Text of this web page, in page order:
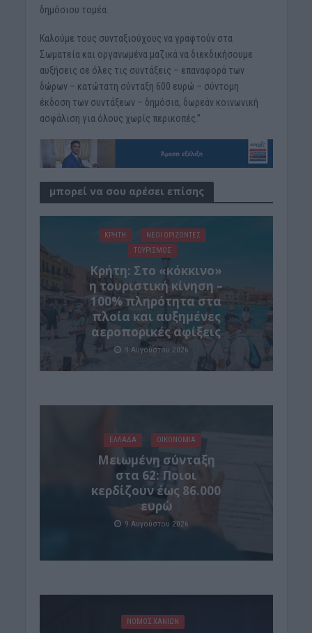
δημόσιου τομέα.
Καλούμε τους συνταξιούχους να γραφτούν στα
Σωματεία και οργανωμένα μαζικά να διεκδικήσουμε
αυξήσεις σε όλες τις συντάξεις – επαναφορά των
δώρων – κατώτατη σύνταξη 600 ευρώ – σύντομη
έκδοση των συντάξεων – δημόσια, δωρεάν κοινωνική
ασφάλιση για όλους χωρίς περικοπές.”
μπορεί να σου αρέσει επίσης
ΚΡΗΤΗ
ΝΕΟΙ ΟΡΙΖΟΝΤΕΣ
ΤΟΥΡΙΣΜΟΣ
Κρήτη: Στο «κόκκινο»
η τουριστική κίνηση –
100% πληρότητα στα
πλοία και αυξημένες
αεροπορικές αφίξεις
9 Αυγούστου 2026
ΕΛΛΑΔΑ ΟΙΚΟΝΟΜΙΑ
Μειωμένη σύνταξη
στα 62: Ποιοι
κερδίζουν έως 86.000
ευρώ
9 Αυγούστου 2026
ΝΟΜΌΣ ΧΑΝΊΩΝ